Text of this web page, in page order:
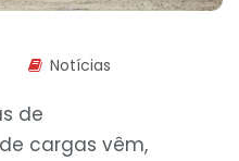
Notícias
de
cargas vêm,